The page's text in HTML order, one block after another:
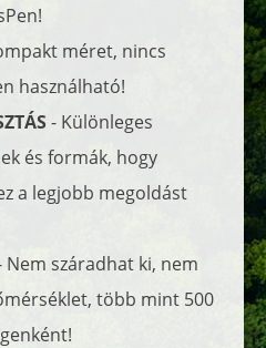
méret, nincs
használható!
- Különleges
és formák, hogy
a legjobb megoldást
Nem száradhat ki, nem
több mint 500